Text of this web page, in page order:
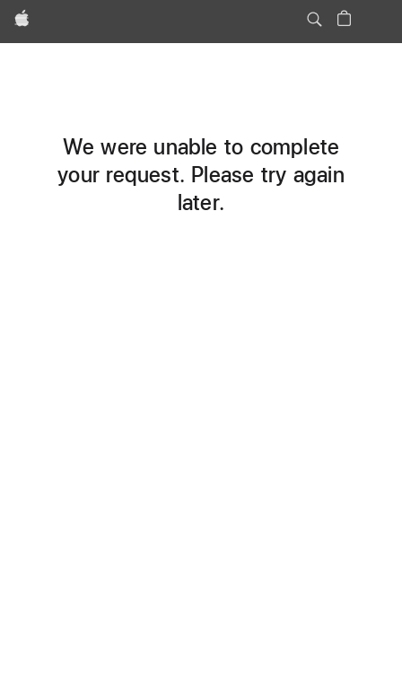
Apple
We were unable to complete
your request. Please try again
later.